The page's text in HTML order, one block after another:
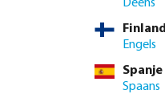
Profec Kogelkraan met
slangwartel voor IBC tank
messing buitendraad x
Deens
Finland
Engels
Spanje
Spaans